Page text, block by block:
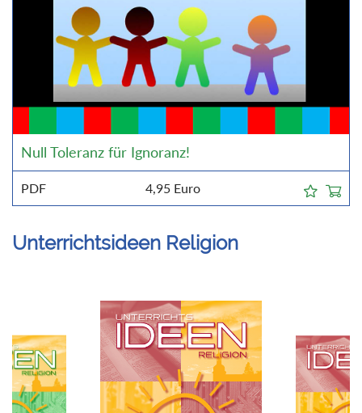
Null Toleranz für Ignoranz!
PDF 4,95 Euro
Unterrichtsideen Religion